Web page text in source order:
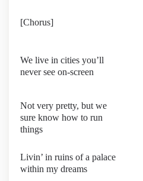
[Chorus]
We live in cities you’ll
never see on-screen
Not very pretty, but we
sure know how to run
things
Livin’ in ruins of a palace
within my dreams